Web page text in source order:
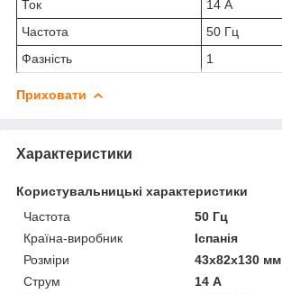
Ток
14 А
Частота
50 Гц
Фазність
1
Приховати
Характеристики
Користувальницькі характеристики
Частота
50 Гц
Країна-виробник
Іспанія
Розміри
43х82х130 мм
Струм
14 А